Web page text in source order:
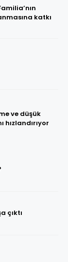
katkı
ve düşük
hızlandırıyor
çıktı